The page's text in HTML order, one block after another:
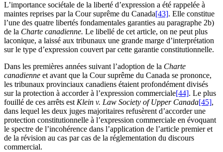
L’importance sociétale de la liberté d’expression a été rappelée à
maintes reprises par la Cour suprême du Canada[43]. Elle constitue
l’une des quatre libertés fondamentales garanties au paragraphe 2b)
de la Charte canadienne. Le libellé de cet article, on ne peut plus
laconique, a laissé aux tribunaux une grande marge d’interprétation
sur le type d’expression couvert par cette garantie constitutionnelle.
Dans les premières années suivant l’adoption de la Charte
canadienne et avant que la Cour suprême du Canada se prononce,
les tribunaux provinciaux canadiens étaient profondément divisés
sur la protection à accorder à l’expression commerciale[44]. Le plus
fouillé de ces arrêts est Klein v. Law Society of Upper Canada[45],
dans lequel les deux juges majoritaires refusèrent d’accorder une
protection constitutionnelle à l’expression commerciale en évoquant
le spectre de l’incohérence dans l’application de l’article premier et
de la révision au cas par cas de la réglementation du discours
commercial.